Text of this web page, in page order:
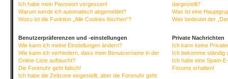
Ich habe mein Passwort vergessen!
Warum werde ich automatisch abgemeldet?
Wozu ist die Funktion „Alle Cookies löschen“?
Benutzerpräferenzen und -einstellungen
Wie kann ich meine Einstellungen ändern?
Wie kann ich verhindern, dass mein Benutzername in der
Online-Liste auftaucht?
Die Forenuhr geht falsch!
Ich habe die Zeitzone eingestellt, aber die Forenuhr geht
dargestellt?
Was ist eine
Was bedeutet der
Private Nachrichten
Ich kann keine
Ich bekomme ständig
Ich habe eine Spam-
Forums erhalten!